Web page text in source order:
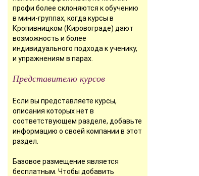
профи более склоняются к обучению
в мини-группах, когда курсы в
Кропивницком (Кировограде) дают
возможность и более
индивидуального подхода к ученику,
и упражнениям в парах.
Представителю курсов
Если вы представляете курсы,
описания которых нет в
соответствующем разделе, добавьте
информацию о своей компании в этот
раздел.
Базовое размещение является
бесплатным. Чтобы добавить